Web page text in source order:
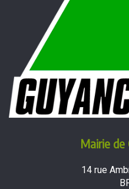
Mairie de
14 rue